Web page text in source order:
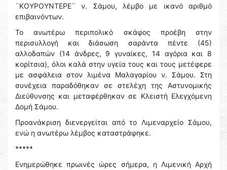
¨ΚΟΥΡΟΥΝΤΕΡΕ¨ ν. Σάμου, λέμβο με ικανό αριθμό
επιβαινόντων.
Το ανωτέρω περιπολικό σκάφος προέβη στην
περισυλλογή και διάσωση σαράντα πέντε (45)
αλλοδαπών (14 άνδρες, 9 γυναίκες, 14 αγόρια και 8
κορίτσια), όλοι καλά στην υγεία τους και τους μετέφερε
με ασφάλεια στον λιμένα Μαλαγαρίου ν. Σάμου. Στη
συνέχεια παραδόθηκαν σε στελέχη της Αστυνομικής
Διεύθυνσης και μεταφέρθηκαν σε Κλειστή Ελεγχόμενη
Δομή Σάμου.
Προανάκριση διενεργείται από το Λιμεναρχείο Σάμου,
ενώ η ανωτέρω λέμβος καταστράφηκε.
*****
Ενημερώθηκε πρωινές ώρες σήμερα, η Λιμενική Αρχή